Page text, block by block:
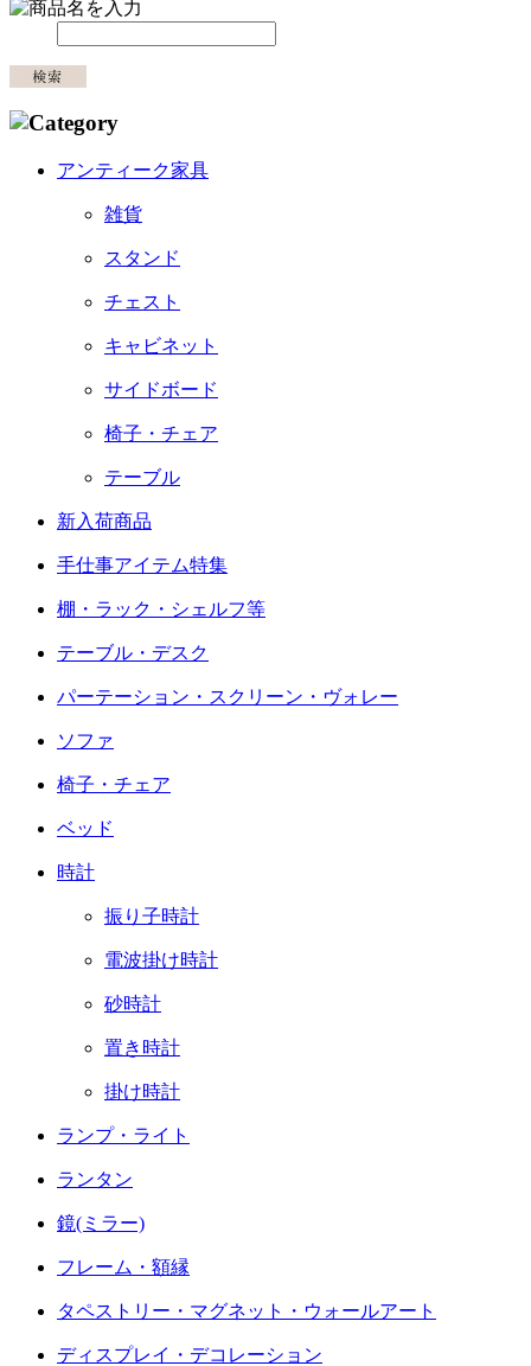
アンティーク家具
雑貨
スタンド
チェスト
キャビネット
サイドボード
椅子・チェア
テーブル
新入荷商品
手仕事アイテム特集
棚・ラック・シェルフ等
テーブル・デスク
パーテーション・スクリーン・ヴォレー
ソファ
椅子・チェア
ベッド
時計
振り子時計
電波掛け時計
砂時計
置き時計
掛け時計
ランプ・ライト
ランタン
鏡(ミラー)
フレーム・額縁
タペストリー・マグネット・ウォールアート
ディスプレイ・デコレーション